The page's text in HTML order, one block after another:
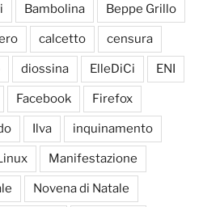
Bambolina Beppe Grillo
calcetto censura
diossina ElleDiCi ENI
Facebook Firefox
Ilva inquinamento
Manifestazione
Novena di Natale